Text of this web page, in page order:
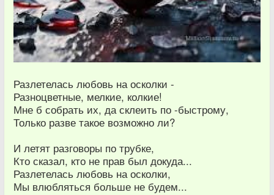
Разлетелась любовь на осколки -
Разноцветные, мелкие, колкие!
Мне б собрать их, да склеить по -быстрому,
Только разве такое возможно ли?
И летят разговоры по трубке,
Кто сказал, кто не прав был докуда...
Разлетелась любовь на осколки,
Мы влюбляться больше не будем...